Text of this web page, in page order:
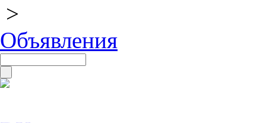
>
Объявления